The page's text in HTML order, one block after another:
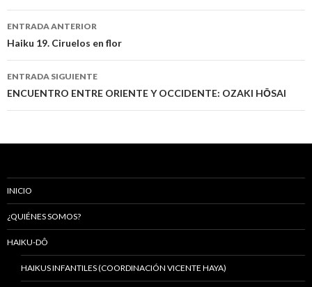
Navegación
de
entradas
ENTRADA ANTERIOR
Haiku 19. Ciruelos en flor
ENTRADA SIGUIENTE
ENCUENTRO ENTRE ORIENTE Y OCCIDENTE: OZAKI HŌSAI
INICIO
¿QUIÉNES SOMOS?
HAIKU-DÔ
HAIKUS INFANTILES (COORDINACIÓN VICENTE HAYA)